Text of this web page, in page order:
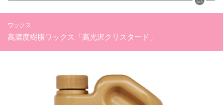
ワックス
高濃度樹脂ワックス「高光沢クリスタード」